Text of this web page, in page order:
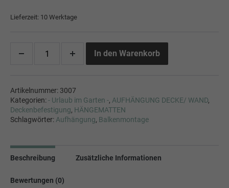
Lieferzeit: 10 Werktage
In den Warenkorb
Artikelnummer: 3007
Kategorien:- Urlaub im Garten -, AUFHÄNGUNG DECKE/ WAND,
Deckenbefestigung, HÄNGEMATTEN
Schlagwörter: Aufhängung, Balkenmontage
Beschreibung Zusätzliche Informationen
Bewertungen (0)